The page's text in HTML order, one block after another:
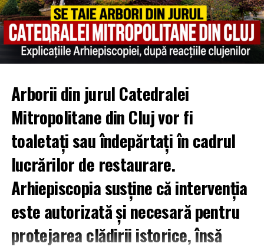
Arborii din jurul Catedralei
Mitropolitane din Cluj vor fi
toaletați sau îndepărtați în cadrul
lucrărilor de restaurare.
Arhiepiscopia susține că intervenția
este autorizată și necesară pentru
protejarea clădirii istorice, însă